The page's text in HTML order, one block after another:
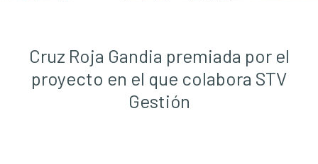
Cruz Roja Gandia premiada por el
proyecto en el que colabora STV
Gestión